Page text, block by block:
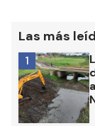
Las más
1